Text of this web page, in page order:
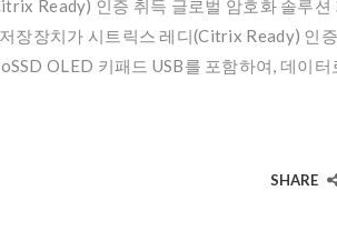
Ready) 인증 취득 글로벌 암호화 솔루
장장치가 시트릭스 레디(Citrix Ready) 인
OLED 키패드 USB를 포함하여, 데이
SHARE